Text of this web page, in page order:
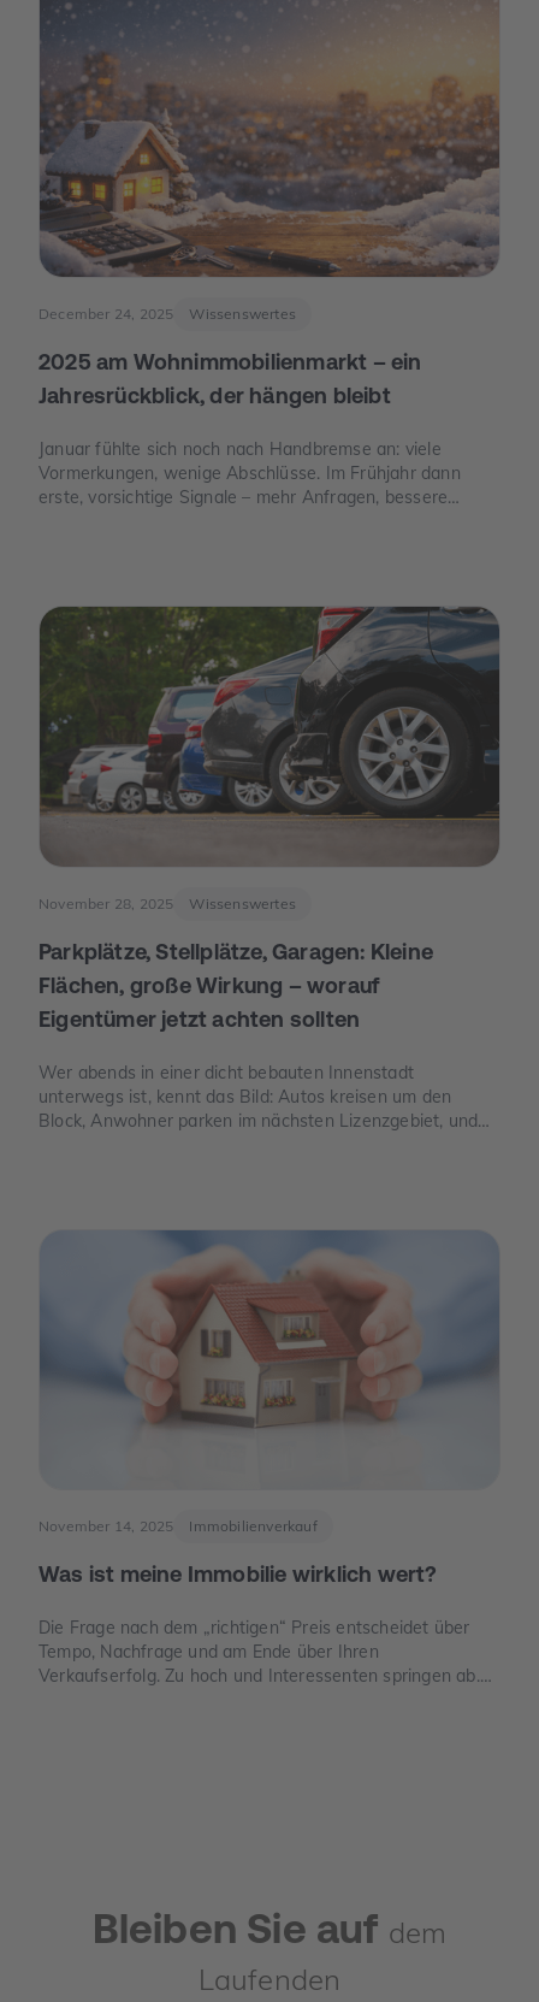
December 24, 2025 Wissenswertes
2025 am Wohnimmobilienmarkt – ein
Jahresrückblick, der hängen bleibt
Januar fühlte sich noch nach Handbremse an: viele
Vormerkungen, wenige Abschlüsse. Im Frühjahr dann
erste, vorsichtige Signale – mehr Anfragen, bessere
mehr „Was ist wirklich möglich?“.
November 28, 2025 Wissenswertes
Parkplätze, Stellplätze, Garagen: Kleine
Flächen, große Wirkung – worauf
Eigentümer jetzt achten sollten
Wer abends in einer dicht bebauten Innenstadt
unterwegs ist, kennt das Bild: Autos kreisen um den
Block, Anwohner parken im nächsten Lizenzgebiet, und
und E-Mobilität den Wert eines Stellplatzes oder einer
Garage verändern können.
November 14, 2025 Immobilienverkauf
Was ist meine Immobilie wirklich wert?
Die Frage nach dem „richtigen“ Preis entscheidet über
Tempo, Nachfrage und am Ende über Ihren
Verkaufserfolg. Zu hoch und Interessenten springen ab.
Bleiben Sie auf dem
Laufenden